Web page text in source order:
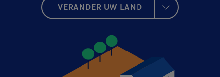
VERANDER UW LAND